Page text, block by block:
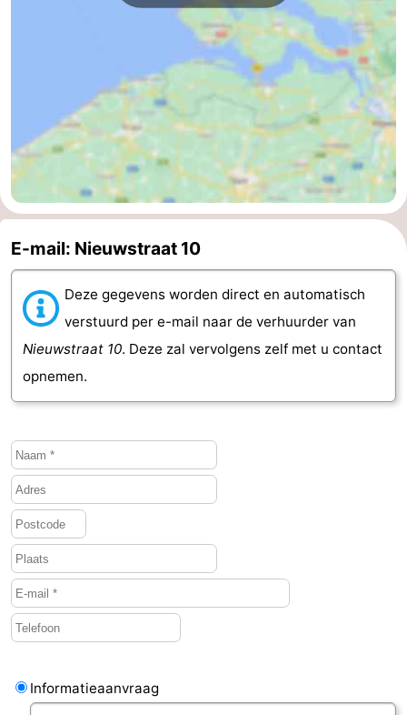
Nieuwvliet
Sluis
-
Cadzand
-
Natuur
Het
Zwin
Weer
Contact
E-mail: Nieuwstraat 10
Deze gegevens worden direct en automatisch
verstuurd per e-mail naar de verhuurder van
Nieuwstraat 10. Deze zal vervolgens zelf met u contact
opnemen.
Informatieaanvraag